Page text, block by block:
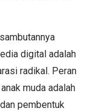
digital adalah
radikal. Peran
muda adalah
pembentuk